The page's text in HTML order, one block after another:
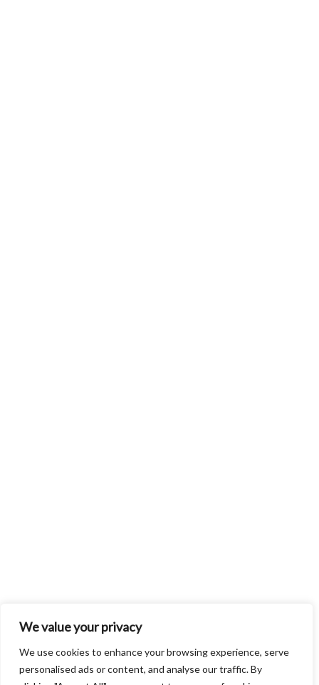
We value your privacy
We use cookies to enhance your browsing experience, serve
personalised ads or content, and analyse our traffic. By